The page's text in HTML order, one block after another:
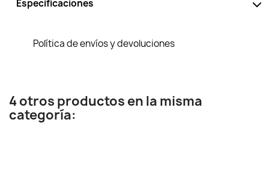
Especificaciones
Política de envíos y devoluciones
4 otros productos en la misma
categoría: